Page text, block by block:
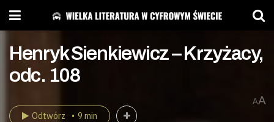
Henryk Sienkiewicz – Krzyżacy,
odc. 108
AA
Odtwórz 9 min